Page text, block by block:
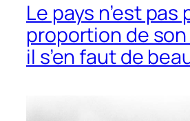
Le pays n’est pas
proportion de
il s’en faut de